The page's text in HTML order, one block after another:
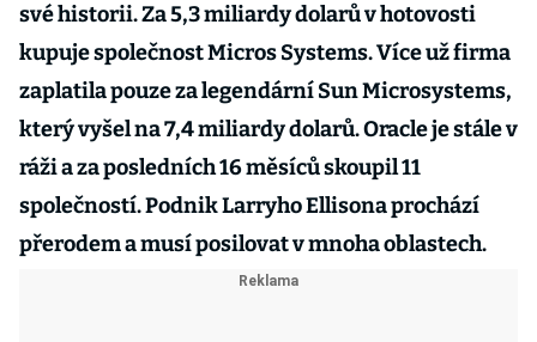
své historii. Za 5,3 miliardy dolarů v hotovosti
kupuje společnost Micros Systems. Více už firma
zaplatila pouze za legendární Sun Microsystems,
který vyšel na 7,4 miliardy dolarů. Oracle je stále v
ráži a za posledních 16 měsíců skoupil 11
společností. Podnik Larryho Ellisona prochází
přerodem a musí posilovat v mnoha oblastech.